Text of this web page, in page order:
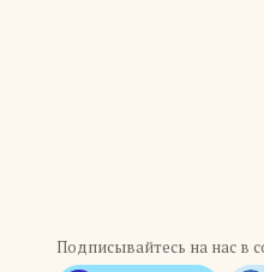
Подписывайтесь на нас в